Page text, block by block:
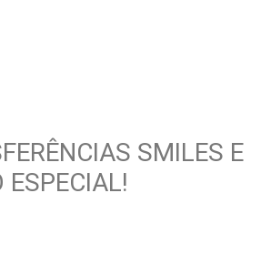
SMILES E